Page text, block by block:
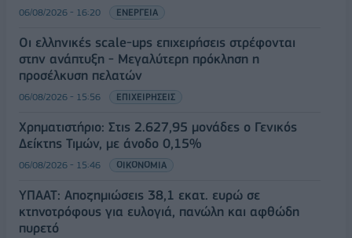
06/08/2026 - 16:20 ΕΝΕΡΓΕΙΑ
Οι ελληνικές scale-ups επιχειρήσεις στρέφονται
στην ανάπτυξη - Μεγαλύτερη πρόκληση η
προσέλκυση πελατών
06/08/2026 - 15:56 ΕΠΙΧΕΙΡΗΣΕΙΣ
Χρηματιστήριο: Στις 2.627,95 μονάδες ο Γενικός
Δείκτης Τιμών, με άνοδο 0,15%
06/08/2026 - 15:46 ΟΙΚΟΝΟΜΙΑ
ΥΠΑΑΤ: Αποζημιώσεις 38,1 εκατ. ευρώ σε
κτηνοτρόφους για ευλογιά, πανώλη και αφθώδη
πυρετό